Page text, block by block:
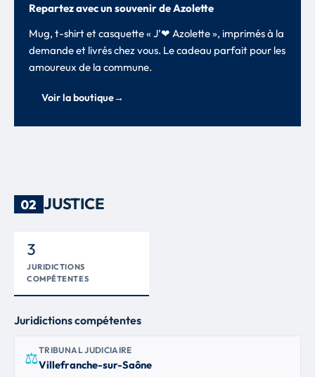
Repartez avec un souvenir de Azolette
Mug, t-shirt et casquette « J’❤ Azolette », imprimés à la
demande et livrés chez vous. Le cadeau parfait pour les
amoureux de la commune.
Voir la boutique→
02 JUSTICE
3
JURIDICTIONS
COMPÉTENTES
Juridictions compétentes
⚖TRIBUNAL JUDICIAIRE
Villefranche-sur-Saône